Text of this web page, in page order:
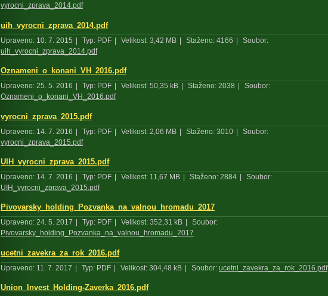
vyrocni_zprava_2014.pdf
uih_vyrocni_zprava_2014.pdf
Upraveno: 10. 7. 2015 | Typ: PDF | Velikost: 3,42 MB | Staženo: 4166 |
Soubor:
uih_vyrocni_zprava_2014.pdf
Oznameni_o_konani_VH_2016.pdf
Upraveno: 25. 5. 2016 Typ: PDF Velikost: 50,35 kB Staženo: 2038
Soubor:
Oznameni_o_konani_VH_2016.pdf
vyrocni_zprava_2015.pdf
Upraveno: 14. 7. 2016 | Typ: PDF | Velikost: 2,06 MB | Staženo: 3010 |
Soubor:
vyrocni_zprava_2015.pdf
UIH_vyrocni_zprava_2015.pdf
Upraveno: 14. 7. 2016 Typ: PDF Velikost: 11,67 MB Staženo: 2884
Soubor:
UIH_vyrocni_zprava_2015.pdf
Pivovarsky_holding_Pozvanka_na_valnou_hromadu_2017
Upraveno: 24. 5. 2017 Typ: PDF Velikost: 352,31 kB
Soubor:
Pivovarsky_holding_Pozvanka_na_valnou_hromadu_2017
ucetni_zavekra_za_rok_2016.pdf
Upraveno: 11. 7. 2017 | Typ: PDF | Velikost: 304,48 kB | Soubor: ucetni_zavekra_za_rok_2016.pdf
Union_Invest_Holding-Zaverka_2016.pdf